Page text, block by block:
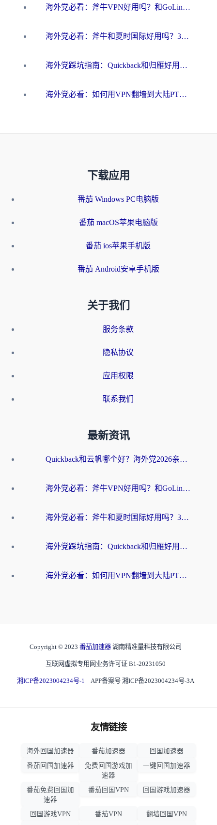
海外党必看：斧牛VPN好用吗？和GoLinkVPN对比哪个回国效果更好？
海外党必看：斧牛和夏时国际好用吗？3步选对回国加速器，无缝刷国内资源
海外党踩坑指南：Quickback和归雁好用吗？选对加速器才能无缝刷国内资源
海外党必看：如何用VPN翻墙到大陆PTT？一篇解决你所有回国加速痛点
下载应用
番茄 Windows PC电脑版
番茄 macOS苹果电脑版
番茄 ios苹果手机版
番茄 Android安卓手机版
关于我们
服务条款
隐私协议
应用权限
联系我们
最新资讯
Quickback和云帆哪个好？海外党2026亲测指南：选对加速器大陆工具，无缝刷国内剧玩国服
海外党必看：斧牛VPN好用吗？和GoLinkVPN对比哪个回国效果更好？
海外党必看：斧牛和夏时国际好用吗？3步选对回国加速器，无缝刷国内资源
海外党踩坑指南：Quickback和归雁好用吗？选对加速器才能无缝刷国内资源
海外党必看：如何用VPN翻墙到大陆PTT？一篇解决你所有回国加速痛点
Copyright © 2023 番茄加速器 湖南精准量科技有限公司
互联网虚拟专用网业务许可证 B1-20231050
湘ICP备2023004234号-1 APP备案号 湘ICP备2023004234号-3A
友情链接
海外回国加速器 番茄加速器
回国加速器
番茄回国加速器
免费回国游戏加
速器
一键回国加速器
番茄免费回国加
速器
番茄回国VPN 回国游戏加速器
回国游戏VPN 番茄VPN 翻墙回国VPN